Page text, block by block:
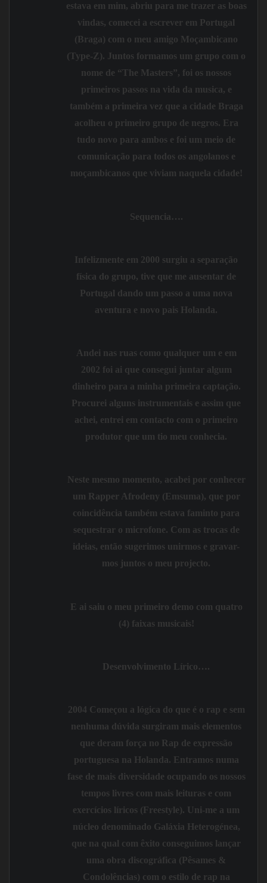
estava em mim, abriu para me trazer as boas
vindas, comecei a escrever em Portugal
(Braga) com o meu amigo Moçambicano
(Type-Z ). Juntos formamos um grupo com o
nome de “The Masters”, foi os nossos
primeiros passos na vida da musica, e
também a primeira vez que a cidade Braga
acolheu o primeiro grupo de negros. Era
tudo novo para ambos e foi um meio de
comunicação para todos os angolanos e
moçambicanos que viviam naquela cidade!
Sequencia….
Infelizmente em 2000 surgiu a separação
física do grupo, tive que me ausentar de
Portugal dando um passo a uma nova
aventura e novo pais Holanda.
Andei nas ruas como qualquer um e em
2002 foi ai que consegui juntar algum
dinheiro para a minha primeira captação.
Procurei alguns instrumentais e assim que
achei, entrei em contacto com o primeiro
produtor que um tio meu conhecia.
Neste mesmo momento, acabei por conhecer
um Rapper Afrodeny (Emsuma), que por
coincidência também estava faminto para
sequestrar o microfone. Com as trocas de
ideias, então sugerimos unirmos e gravar-
mos juntos o meu projecto.
E ai saiu o meu primeiro demo com quatro
(4) faixas musicais!
Desenvolvimento Lírico….
2004 Começou a lógica do que é o rap e sem
nenhuma dúvida surgiram mais elementos
que deram força no Rap de expressão
portuguesa na Holanda. Entramos numa
fase de mais diversidade ocupando os nossos
tempos livres com mais leituras e com
exercícios líricos (Freestyle). Uni-me a um
núcleo denominado Galáxia Heterogénea,
que na qual com êxito conseguimos lançar
uma obra discográfica (Pêsames &
Condolências) com o estilo de rap na